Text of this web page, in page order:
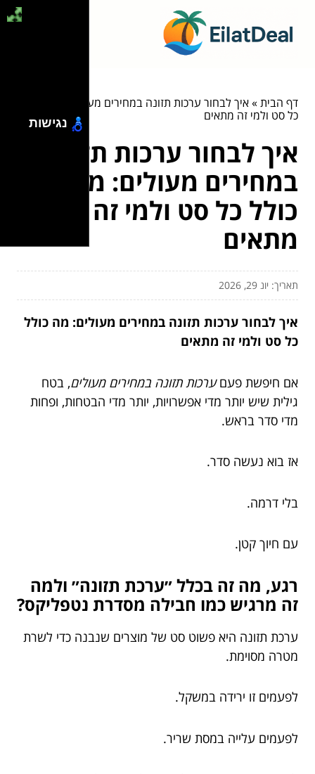
דף הבית»איך לבחור ערכות תזונה במחירים מעולים: מה כולל
כל סט ולמי זה מתאים
איך לבחור ערכות תזונה
במחירים מעולים: מה
כולל כל סט ולמי זה
מתאים
תאריך: יונ 29, 2026
איך לבחור ערכות תזונה במחירים מעולים: מה כולל
כל סט ולמי זה מתאים
אם חיפשת פעםערכות תזונה במחירים מעולים, בטח
גילית שיש יותר מדי אפשרויות, יותר מדי הבטחות, ופחות
מדי סדר בראש.
אז בוא נעשה סדר.
בלי דרמה.
עם חיוך קטן.
רגע, מה זה בכלל ״ערכת תזונה״ ולמה
זה מרגיש כמו חבילה מסדרת נטפליקס?
ערכת תזונה היא פשוט סט של מוצרים שנבנה כדי לשרת
מטרה מסוימת.
לפעמים זו ירידה במשקל.
לפעמים עלייה במסת שריר.
נגישות